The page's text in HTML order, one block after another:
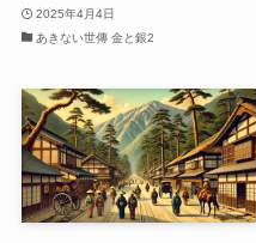
2025年4月4日
あきない世傳 金と銀2